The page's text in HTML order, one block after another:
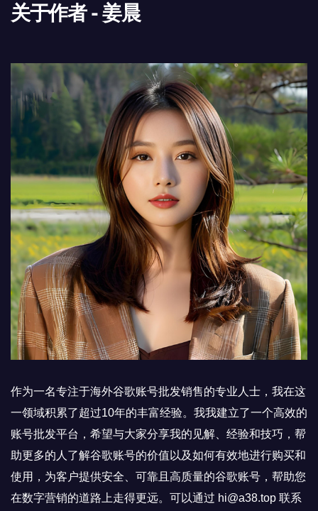
关于作者 - 姜晨
作为一名专注于海外谷歌账号批发销售的专业人士，我在这
一领域积累了超过10年的丰富经验。我我建立了一个高效的
账号批发平台，希望与大家分享我的见解、经验和技巧，帮
助更多的人了解谷歌账号的价值以及如何有效地进行购买和
使用，为客户提供安全、可靠且高质量的谷歌账号，帮助您
在数字营销的道路上走得更远。可以通过 hi@a38.top 联系